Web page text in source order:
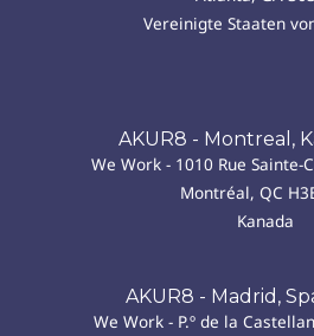
Vereinigte Staaten
AKUR8 - Montreal,
We Work - 1010 Rue Sainte-
Montréal, QC
Kanada
AKUR8 - Madrid,
We Work - P.º de la